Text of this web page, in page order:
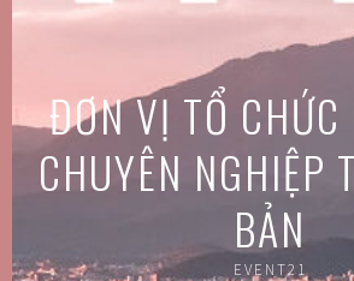
Skip
ĐƠN VỊ TỔ CHỨC
CHUYÊN NGHIỆP
BẢN
EVENT21